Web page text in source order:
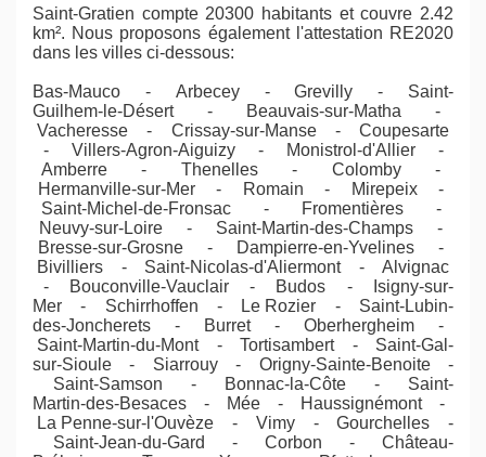
Saint-Gratien compte 20300 habitants et couvre 2.42
km². Nous proposons également l'attestation RE2020
dans les villes ci-dessous:
Bas-Mauco - Arbecey - Grevilly - Saint-
Guilhem-le-Désert - Beauvais-sur-Matha -
Vacheresse - Crissay-sur-Manse - Coupesarte
- Villers-Agron-Aiguizy - Monistrol-d'Allier -
Amberre - Thenelles - Colomby -
Hermanville-sur-Mer - Romain - Mirepeix -
Saint-Michel-de-Fronsac - Fromentières -
Neuvy-sur-Loire - Saint-Martin-des-Champs -
Bresse-sur-Grosne - Dampierre-en-Yvelines -
Bivilliers - Saint-Nicolas-d'Aliermont - Alvignac
- Bouconville-Vauclair - Budos - Isigny-sur-
Mer - Schirrhoffen - Le Rozier - Saint-Lubin-
des-Joncherets - Burret - Oberhergheim -
Saint-Martin-du-Mont - Tortisambert - Saint-Gal-
sur-Sioule - Siarrouy - Origny-Sainte-Benoite -
Saint-Samson - Bonnac-la-Côte - Saint-
Martin-des-Besaces - Mée - Haussignémont -
La Penne-sur-l'Ouvèze - Vimy - Gourchelles -
Saint-Jean-du-Gard - Corbon - Château-